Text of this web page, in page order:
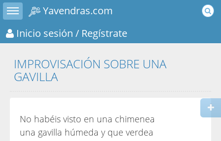
Toggle sidebar
Yavendras.com
Inicio sesión / Regístrate
IMPROVISACIÓN SOBRE UNA
GAVILLA
No habéis visto en una chimenea
una gavilla húmeda y que verdea